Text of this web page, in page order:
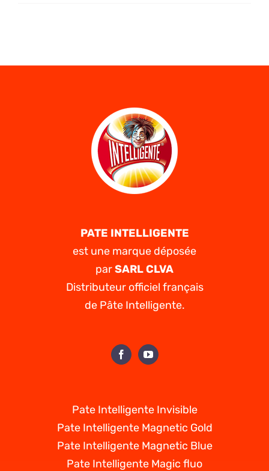
ordonnance
PATE INTELLIGENTE
est une marque déposée
parSARL CLVA
Distributeur officiel français
de Pâte Intelligente.
Pate Intelligente Invisible
Pate Intelligente Magnetic Gold
Pate Intelligente Magnetic Blue
Pate Intelligente Magic fluo